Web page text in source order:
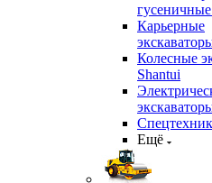
Карьерные
Колесные
Shantui
Ещё